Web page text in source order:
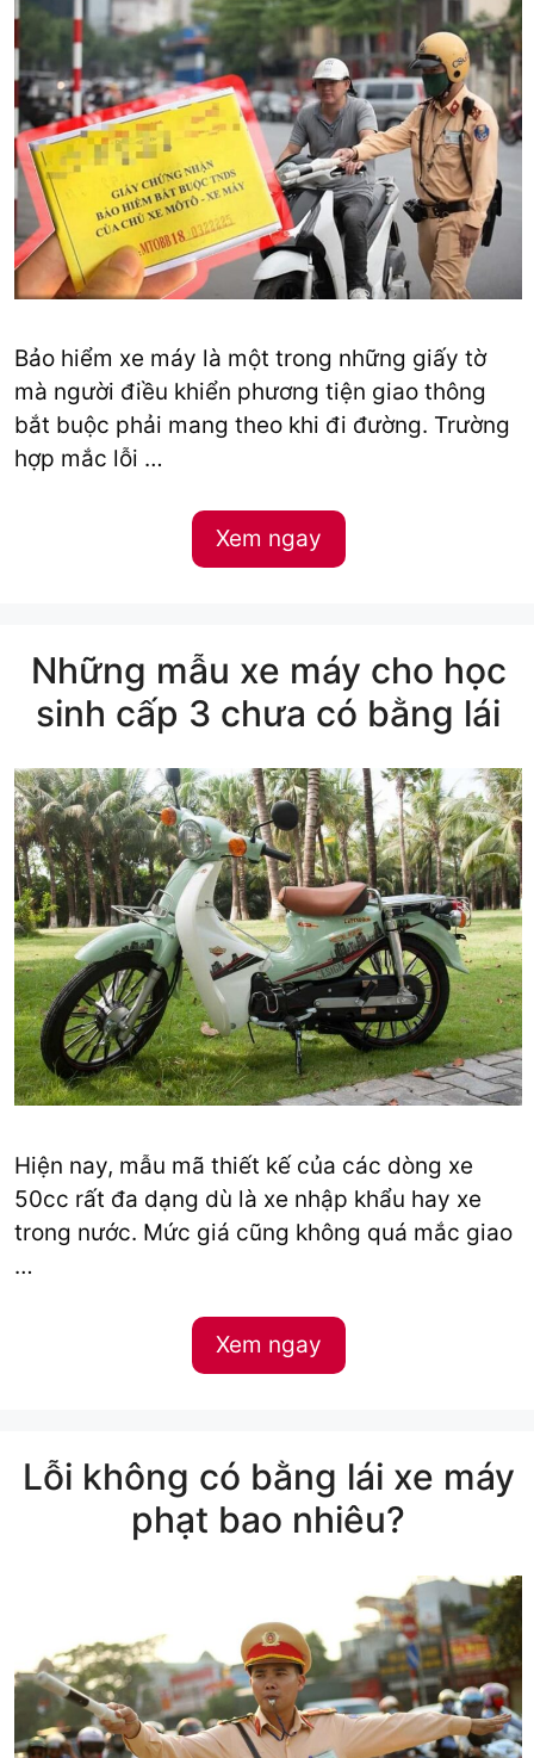
Bảo hiểm xe máy là một trong những giấy tờ
mà người điều khiển phương tiện giao thông
bắt buộc phải mang theo khi đi đường. Trường
hợp mắc lỗi …
Xem ngay
Những mẫu xe máy cho học
sinh cấp 3 chưa có bằng lái
Hiện nay, mẫu mã thiết kế của các dòng xe
50cc rất đa dạng dù là xe nhập khẩu hay xe
trong nước. Mức giá cũng không quá mắc giao
…
Xem ngay
Lỗi không có bằng lái xe máy
phạt bao nhiêu?